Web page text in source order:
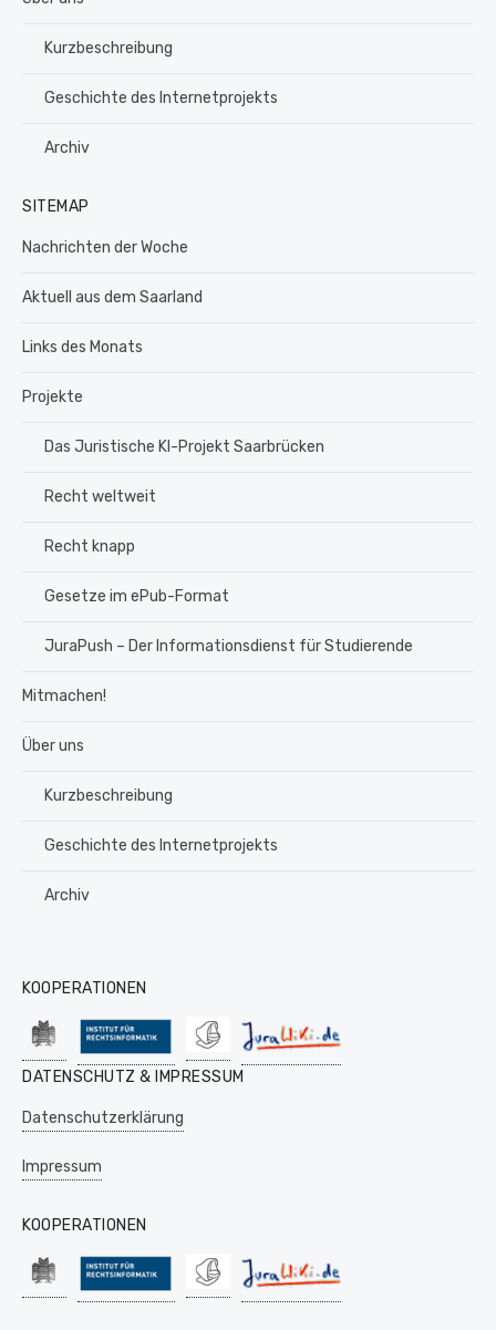
Kurzbeschreibung
Geschichte des Internetprojekts
Archiv
SITEMAP
Nachrichten der Woche
Aktuell aus dem Saarland
Links des Monats
Projekte
Das Juristische KI-Projekt Saarbrücken
Recht weltweit
Recht knapp
Gesetze im ePub-Format
JuraPush – Der Informationsdienst für Studierende
Mitmachen!
Über uns
Kurzbeschreibung
Geschichte des Internetprojekts
Archiv
KOOPERATIONEN
DATENSCHUTZ & IMPRESSUM
Datenschutzerklärung
Impressum
KOOPERATIONEN